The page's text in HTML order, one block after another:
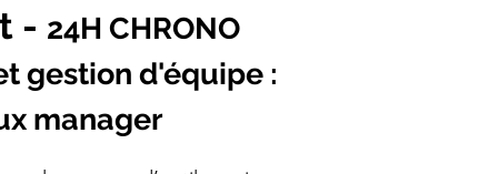
- 24H CHRONO
gestion d'équipe :
manager